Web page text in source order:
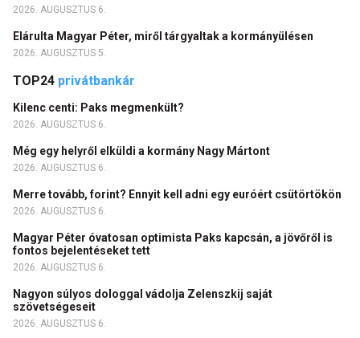
2026. AUGUSZTUS 6.
Elárulta Magyar Péter, miről tárgyaltak a kormányülésen
2026. AUGUSZTUS 5.
TOP24 privátbankár
Kilenc centi: Paks megmenkült?
2026. AUGUSZTUS 6.
Még egy helyről elküldi a kormány Nagy Mártont
2026. AUGUSZTUS 6.
Merre tovább, forint? Ennyit kell adni egy euróért csütörtökön
2026. AUGUSZTUS 6.
Magyar Péter óvatosan optimista Paks kapcsán, a jövőről is
fontos bejelentéseket tett
2026. AUGUSZTUS 6.
Nagyon súlyos dologgal vádolja Zelenszkij saját
szövetségeseit
2026. AUGUSZTUS 6.